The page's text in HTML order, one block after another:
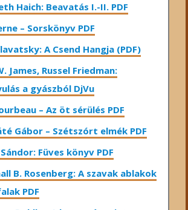
Haich: Beavatás I.-II. PDF
– Sorskönyv PDF
A Csend Hangja (PDF)
James, Russel Friedman:
a gyászból DjVu
– Az öt sérülés PDF
Gábor – Szétszórt elmék PDF
Füves könyv PDF
B. Rosenberg: A szavak ablakok
PDF